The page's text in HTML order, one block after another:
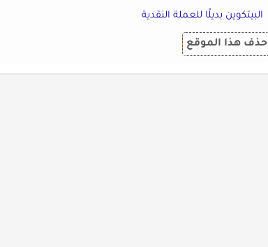
البيتكوين بديلًا للعملة النقدية
حذف هذا الموقع